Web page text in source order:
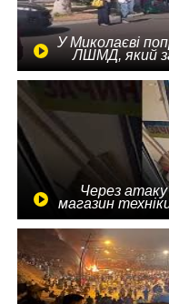
У Миколаєві
ЛШМД, який
Через
магазин